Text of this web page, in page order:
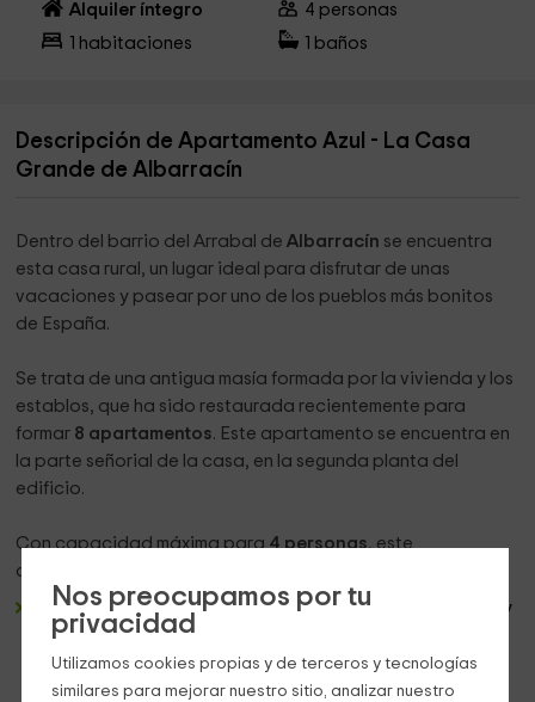
Nos preocupamos por tu
privacidad
Utilizamos cookies propias y de terceros y tecnologías
similares para mejorar nuestro sitio, analizar nuestro
Alquiler íntegro 4 personas
habitaciones baños
Descripción de Apartamento Azul - La Casa
Grande de Albarracín
Dentro del barrio del Arrabal deAlbarracín se encuentra
esta casa rural, un lugar ideal para disfrutar de unas
vacaciones y pasear por uno de los pueblos más bonitos
de España.
Se trata de una antigua masía formada por la vivienda y los
establos, que ha sido restaurada recientemente para
formar 8 apartamentos. Este apartamento se encuentra en
la parte señorial de la casa, en la segunda planta del
edificio.
Con capacidad máxima para4 personas, este
apartamento se divide de la siguiente manera:
Un dormitoriode matrimonio decorado con cabeceros y
mesillas blancos. El armario de madera oscura y las vigas
del techo le dan un toque inconfundiblemente rural y
encantador.